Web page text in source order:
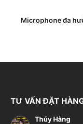
Microphone đa
TƯ VẤN ĐẶT
Thúy Hằng